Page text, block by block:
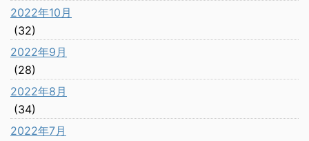
2022年10月
(32)
2022年9月
(28)
2022年8月
(34)
2022年7月